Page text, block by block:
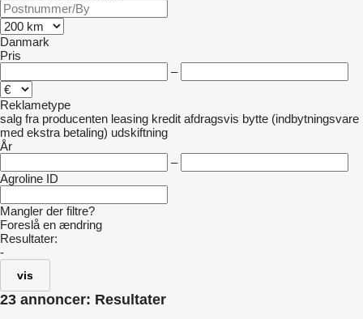
Danmark
Pris
–
Reklametype
salg fra producenten leasing kredit afdragsvis bytte (indbytningsvare
med ekstra betaling) udskiftning
År
–
Agroline ID
Mangler der filtre?
Foreslå en ændring
Resultater:
-
vis
23 annoncer: Resultater